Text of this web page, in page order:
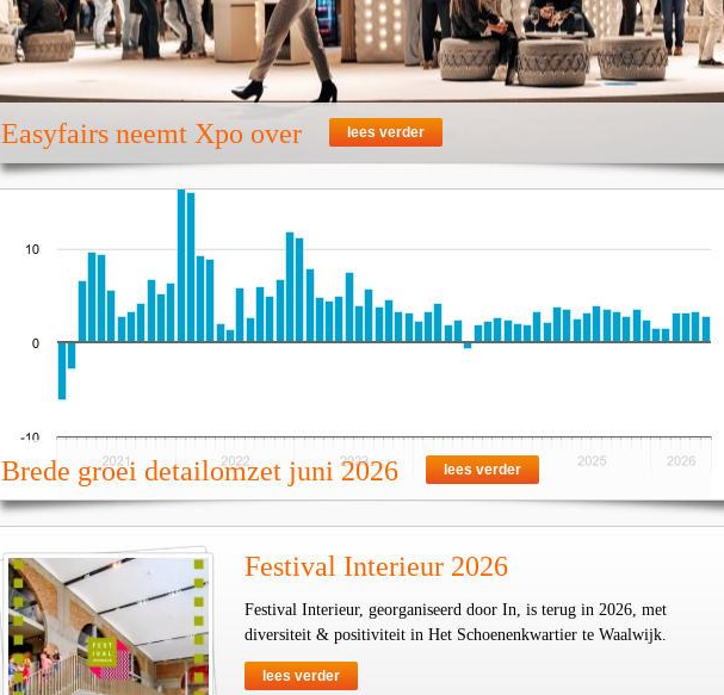
Easyfairs neemt Xpo over lees verder
Brede groei detailomzet juni 2026 lees verder
Festival Interieur 2026
Festival Interieur, georganiseerd door In, is terug in 2026, met
diversiteit & positiviteit in Het Schoenenkwartier te Waalwijk.
lees verder